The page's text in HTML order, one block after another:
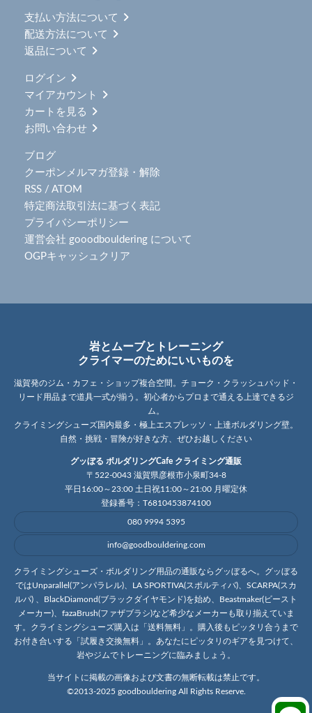
支払い方法について
配送方法について
返品について
ログイン
マイアカウント
カートを見る
お問い合わせ
ブログ
クーポンメルマガ登録・解除
RSS / ATOM
特定商法取引法に基づく表記
プライバシーポリシー
運営会社 gooodbouldering について
OGPキャッシュクリア
岩とムーブとトレーニング
クライマーのためにいいものを
滋賀発のジム・カフェ・ショップ複合空間。チョーク・クラッシュパッド・
リード用品まで道具一式が揃う。初心者からプロまで通える上達できるジ
ム。
クライミングシューズ国内最多・極上エスプレッソ・上達ボルダリング壁。
自然・挑戦・冒険が好きな方、ぜひお越しください
グッぼる ボルダリングCafe クライミング通販
〒522-0043 滋賀県彦根市小泉町34-8
平日16:00～23:00 土日祝11:00～21:00 月曜定休
登録番号：T6810453874100
080 9994 5395
info@goodbouldering.com
クライミングシューズ・ボルダリング用品の通販ならグッぼるへ。グッぼる
ではUnparallel(アンパラレル)、LA SPORTIVA(スポルティバ)、SCARPA(スカ
ルパ) 、BlackDiamond(ブラックダイヤモンド)を始め、Beastmaker(ビースト
メーカー)、fazaBrush(ファザブラシ)など希少なメーカーも取り揃えていま
す。クライミングシューズ購入は「送料無料」。購入後もピッタリ合うまで
お付き合いする「試履き交換無料」。あなたにピッタリのギアを見つけて、
岩やジムでトレーニングに臨みましょう。
当サイトに掲載の画像および文書の無断転載は禁止です。
©2013-2025 goodbouldering All Rights Reserve.